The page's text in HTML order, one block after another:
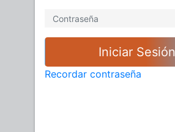
Iniciar Sesión
Recordar contraseña